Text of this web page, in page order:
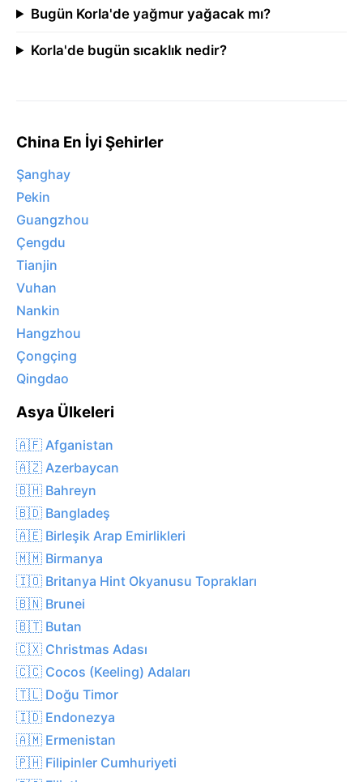
Bugün Korla'de yağmur yağacak mı?
Korla'de bugün sıcaklık nedir?
China En İyi Şehirler
Şanghay
Pekin
Guangzhou
Çengdu
Tianjin
Vuhan
Nankin
Hangzhou
Çongçing
Qingdao
Asya Ülkeleri
🇦🇫 Afganistan
🇦🇿 Azerbaycan
🇧🇭 Bahreyn
🇧🇩 Bangladeş
🇦🇪 Birleşik Arap Emirlikleri
🇲🇲 Birmanya
🇮🇴 Britanya Hint Okyanusu Toprakları
🇧🇳 Brunei
🇧🇹 Butan
🇨🇽 Christmas Adası
🇨🇨 Cocos (Keeling) Adaları
🇹🇱 Doğu Timor
🇮🇩 Endonezya
🇦🇲 Ermenistan
🇵🇭 Filipinler Cumhuriyeti